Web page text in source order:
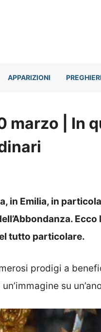
APPARIZIONI
marzo | In
in Emilia, in
Ecco
tutto particolare.
prodigi a
su